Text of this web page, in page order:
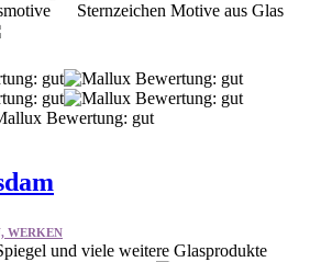
Sternzeichen Motive aus Glas
WERKEN
und viele weitere Glasprodukte